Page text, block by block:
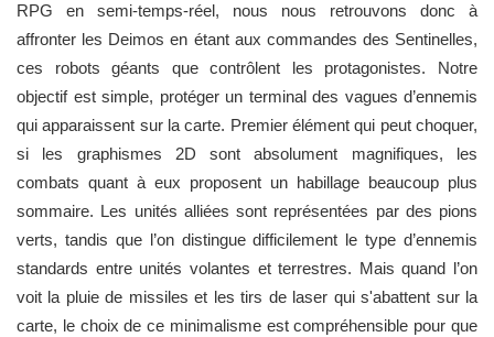
RPG en semi-temps-réel, nous nous retrouvons donc à
affronter les Deimos en étant aux commandes des Sentinelles,
ces robots géants que contrôlent les protagonistes. Notre
objectif est simple, protéger un terminal des vagues d’ennemis
qui apparaissent sur la carte. Premier élément qui peut choquer,
si les graphismes 2D sont absolument magnifiques, les
combats quant à eux proposent un habillage beaucoup plus
sommaire. Les unités alliées sont représentées par des pions
verts, tandis que l’on distingue difficilement le type d’ennemis
standards entre unités volantes et terrestres. Mais quand l’on
voit la pluie de missiles et les tirs de laser qui s'abattent sur la
carte, le choix de ce minimalisme est compréhensible pour que